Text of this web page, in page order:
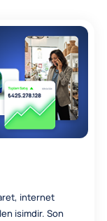
internet
isimdir. Son